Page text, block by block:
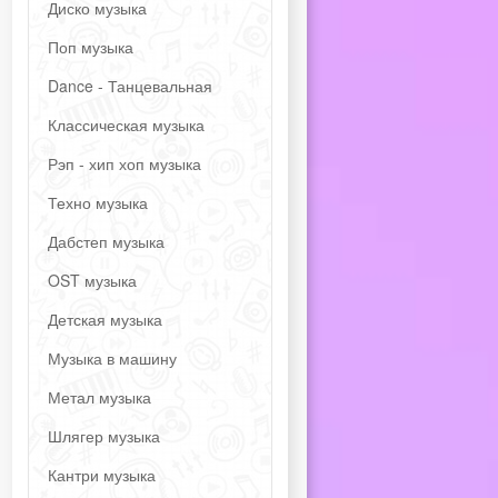
Диско музыка
Поп музыка
Dance - Танцевальная
Классическая музыка
Рэп - хип хоп музыка
Техно музыка
Дабстеп музыка
OST музыка
Детская музыка
Музыка в машину
Метал музыка
Шлягер музыка
Кантри музыка